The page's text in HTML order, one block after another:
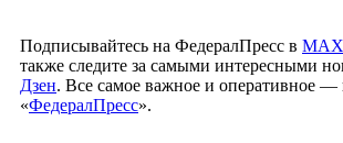
Подписывайтесь на ФедералПресс в МАХ
также следите за самыми интересными
Дзен. Все самое важное и оперативное —
«ФедералПресс».